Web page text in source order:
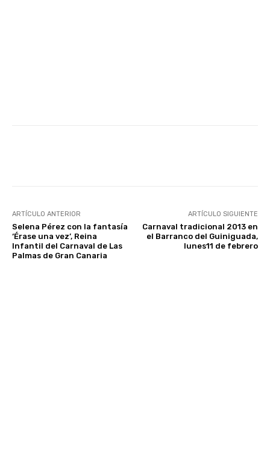
ARTÍCULO ANTERIOR
Selena Pérez con la fantasía
‘Érase una vez’, Reina
Infantil del Carnaval de Las
Palmas de Gran Canaria
ARTÍCULO SIGUIENTE
Carnaval tradicional 2013 en
el Barranco del Guiniguada,
lunes11 de febrero